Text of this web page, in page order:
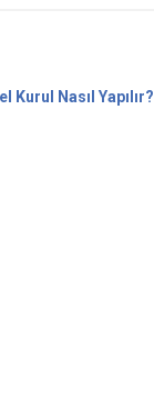
Kurul Nasıl Yapılır?